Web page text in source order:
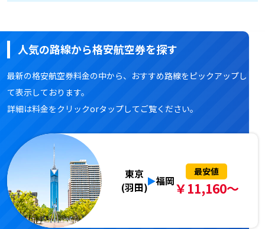
人気の路線から格安航空券を探す
最新の格安航空券料金の中から、おすすめ路線をピックアップし
て表示しております。
詳細は料金をクリックorタップしてご覧ください。
東京
(羽田) 福岡
最安値
￥11,160～